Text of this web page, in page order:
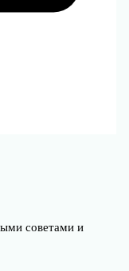
советами и